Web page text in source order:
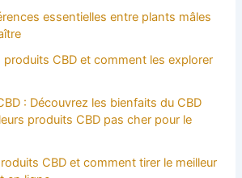
essentielles entre plants mâles
produits CBD et comment les explorer
: Découvrez les bienfaits du CBD
produits CBD pas cher pour le
CBD et comment tirer le meilleur